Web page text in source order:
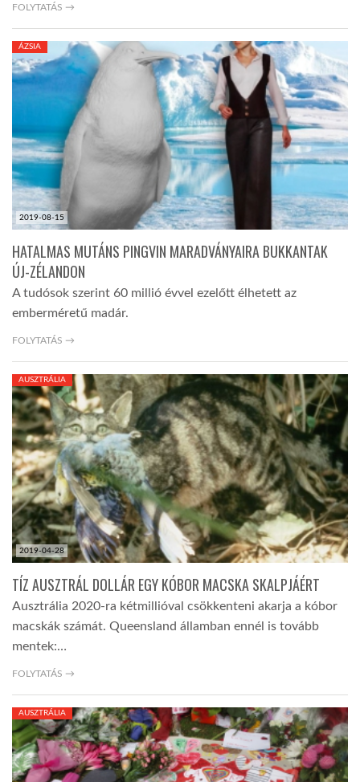
GLOBOTV BP
HÍR3D
TROPICALMAGAZIN
GLOBOTV
AFRIKA TUDÁSTÁR
LINKTR.EE
GLOBOZSARU
DOBRAVERO.HU
LATIMO.HU
GLOBOBOOK
FOLYTATÁS →
2019-08-15
ÁZSIA
HATALMAS MUTÁNS PINGVIN MARADVÁNYAIRA BUKKANTAK
ÚJ-ZÉLANDON
A tudósok szerint 60 millió évvel ezelőtt élhetett az
emberméretű madár.
FOLYTATÁS →
2019-04-28
AUSZTRÁLIA
TÍZ AUSZTRÁL DOLLÁR EGY KÓBOR MACSKA SKALPJÁÉRT
Ausztrália 2020-ra kétmillióval csökkenteni akarja a kóbor
macskák számát. Queensland államban ennél is tovább
mentek:…
FOLYTATÁS →
AUSZTRÁLIA